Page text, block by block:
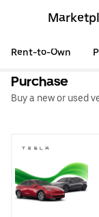
Rent-to-Own
Purchase
Buy a new or used